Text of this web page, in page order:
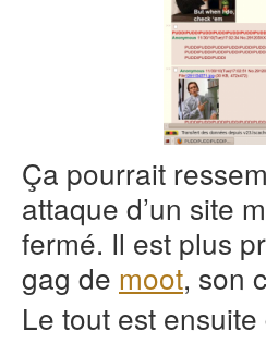
Ça pourrait
attaque d’un site
fermé. Il est plus
gag de moot, son
Le tout est